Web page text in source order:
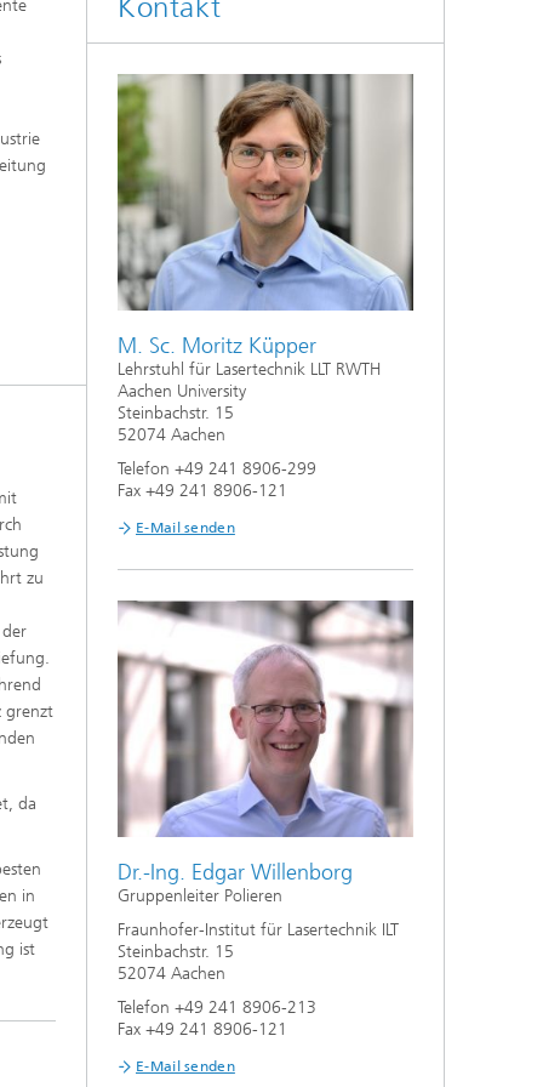
zu
grenzt
da
in
ist
Kontakt
M. Sc. Moritz Küpper
Lehrstuhl für Lasertechnik LLT RWTH
Aachen University
Steinbachstr. 15
52074 Aachen
Telefon +49 241 8906-299
Fax +49 241 8906-121
E-Mail senden
Dr.-Ing. Edgar Willenborg
Gruppenleiter Polieren
Fraunhofer-Institut für Lasertechnik ILT
Steinbachstr. 15
52074 Aachen
Telefon +49 241 8906-213
Fax +49 241 8906-121
E-Mail senden